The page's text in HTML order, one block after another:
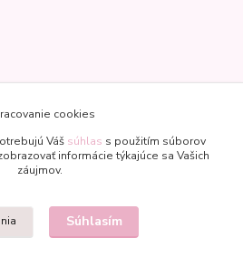
cookies
Váš súhlas s použitím súborov
informácie týkajúce sa Vašich
záujmov.
Súhlasím